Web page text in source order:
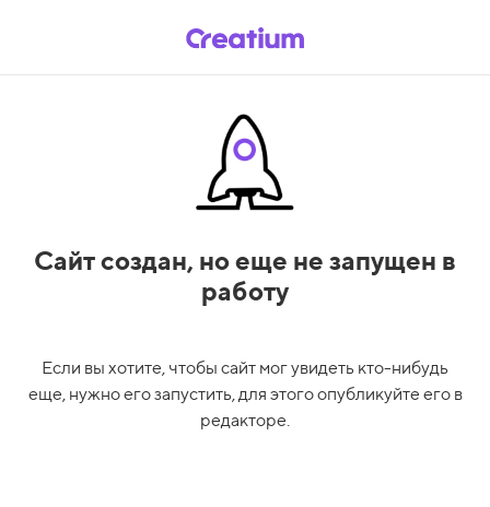
Сайт создан, но еще не запущен в
работу
Если вы хотите, чтобы сайт мог увидеть кто-нибудь
еще, нужно его запустить, для этого опубликуйте его в
редакторе.